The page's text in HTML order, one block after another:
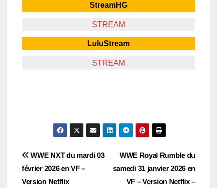
StreamHG
STREAM
LuluStream
STREAM
Navigation
de
WWE Royal Rumble du
samedi 31 janvier 2026 en
VF – Version Netflix –
WWE NXT du mardi 03
février 2026 en VF –
Version Netflix